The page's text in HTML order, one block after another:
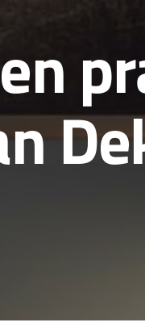
enpr
nDe